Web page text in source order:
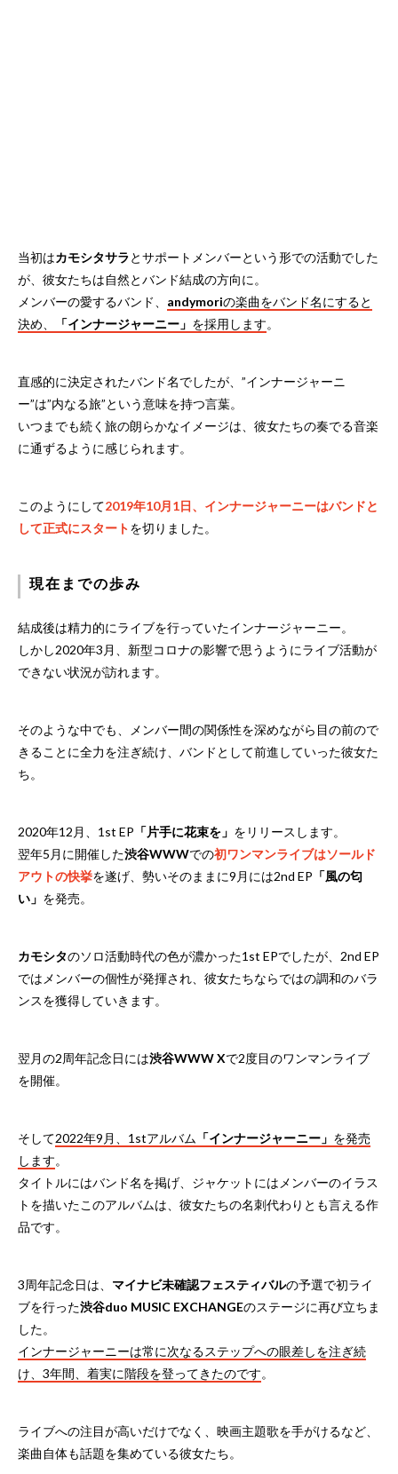
当初はカモシタサラとサポートメンバーという形での活動でした
が、彼女たちは自然とバンド結成の方向に。
メンバーの愛するバンド、 andymoriの楽曲をバンド名にすると
決め、
「インナージャーニー」 を採用します。
直感的に決定されたバンド名でしたが、”インナージャーニ
ー”は”内なる旅”という意味を持つ言葉。
いつまでも続く旅の朗らかなイメージは、彼女たちの奏でる音楽
に通ずるように感じられます。
このようにして2019年10月1日、インナージャーニーはバンドと
して正式にスタートを切りました。
現在までの歩み
結成後は精力的にライブを行っていたインナージャーニー。
しかし2020年3月、新型コロナの影響で思うようにライブ活動が
できない状況が訪れます。
そのような中でも、メンバー間の関係性を深めながら目の前ので
きることに全力を注ぎ続け、バンドとして前進していった彼女た
ち。
2020年12月、1st EP 「片手に花束を」 をリリースします。
翌年5月に開催した渋谷WWWでの初ワンマンライブはソールド
アウトの快挙を遂げ、勢いそのままに9月には2nd EP 「風の匂
い」 を発売。
カモシタのソロ活動時代の色が濃かった1st EPでしたが、2nd EP
ではメンバーの個性が発揮され、彼女たちならではの調和のバラ
ンスを獲得していきます。
翌月の2周年記念日には渋谷WWW Xで2度目のワンマンライブ
を開催。
そして2022年9月、1stアルバム 「インナージャーニー」 を発売
します。
タイトルにはバンド名を掲げ、ジャケットにはメンバーのイラス
トを描いたこのアルバムは、彼女たちの名刺代わりとも言える作
品です。
3周年記念日は、 マイナビ未確認フェスティバルの予選で初ライ
ブを行った渋谷duo MUSIC EXCHANGEのステージに再び立ちま
した。
インナージャーニーは常に次なるステップへの眼差しを注ぎ続
け、3年間、着実に階段を登ってきたのです。
ライブへの注目が高いだけでなく、映画主題歌を手がけるなど、
楽曲自体も話題を集めている彼女たち。